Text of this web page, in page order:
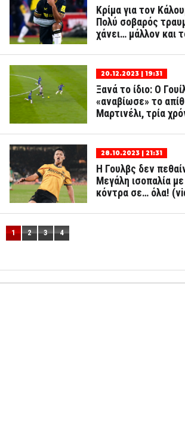
Κρίμα για τον
Πολύ σοβαρός
χάνει… μάλλον και
20.12.2023 | 19:31
Ξανά το ίδιο: Ο
«αναβίωσε» το
Μαρτινέλι, τρία
28.10.2023 | 21:31
Η Γουλβς δεν
Μεγάλη ισοπαλία
κόντρα σε… όλα!
1 2 3 4